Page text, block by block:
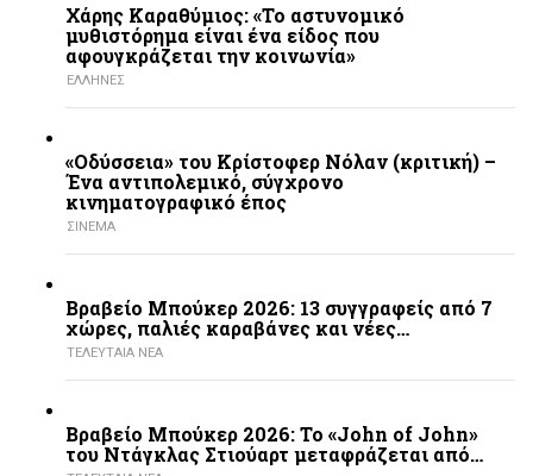
Χάρης Καραθύμιος: «Το αστυνομικό
μυθιστόρημα είναι ένα είδος που
αφουγκράζεται την κοινωνία»
ΕΛΛΗΝΕΣ
«Οδύσσεια» του Κρίστοφερ Νόλαν (κριτική) –
Ένα αντιπολεμικό, σύγχρονο
κινηματογραφικό έπος
ΣΙΝΕΜΑ
Βραβείο Μπούκερ 2026: 13 συγγραφείς από 7
χώρες, παλιές καραβάνες και νέες…
ΤΕΛΕΥΤΑΙΑ ΝΕΑ
Βραβείο Μπούκερ 2026: Το «John of John»
του Ντάγκλας Στιούαρτ μεταφράζεται από…